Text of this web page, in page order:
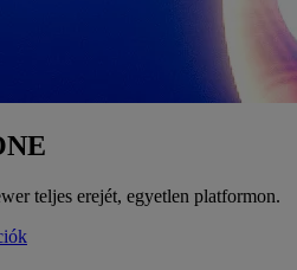
teljes erejét, egyetlen platformon.